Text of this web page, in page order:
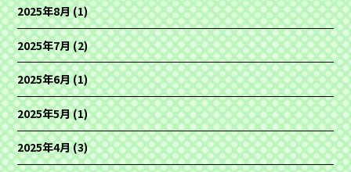
2025年8月(1)
2025年7月(2)
2025年6月(1)
2025年5月(1)
2025年4月(3)